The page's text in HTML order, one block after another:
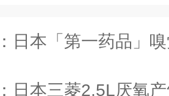
日本「第一药品」嗅觉测定用
日本三菱2.5L厌氧产气